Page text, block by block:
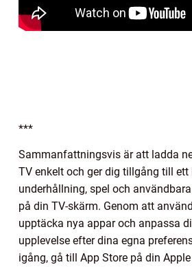
***
Sammanfattningsvis är att ladda
TV enkelt och ger dig tillgång till
underhållning, spel och
på din TV-skärm. Genom att
upptäcka nya appar och anpassa
upplevelse efter dina egna
igång, gå till App Store på din